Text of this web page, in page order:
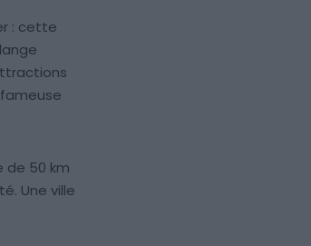
: cette
de 50 km
Une ville